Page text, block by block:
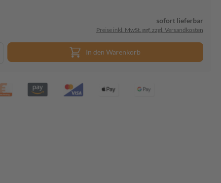
sofort lieferbar
Preise inkl. MwSt. ggf. zzgl. Versandkosten
In den Warenkorb